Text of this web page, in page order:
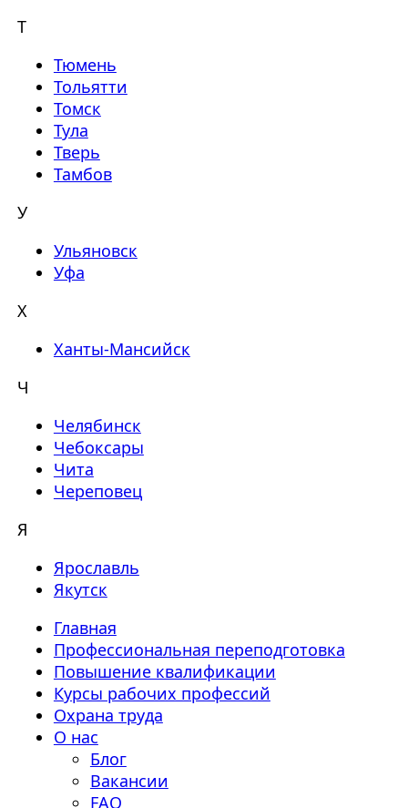
Т
Тюмень
Тольятти
Томск
Тула
Тверь
Тамбов
У
Ульяновск
Уфа
Х
Ханты-Мансийск
Ч
Челябинск
Чебоксары
Чита
Череповец
Я
Ярославль
Якутск
Главная
Профессиональная переподготовка
Повышение квалификации
Курсы рабочих профессий
Охрана труда
О нас
Блог
Вакансии
FAQ